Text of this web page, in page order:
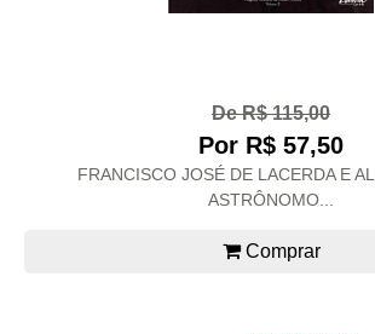
De R$ 115,00
Por R$ 57,50
FRANCISCO JOSÉ DE LACERDA E
ASTRÔNOMO...
Comprar